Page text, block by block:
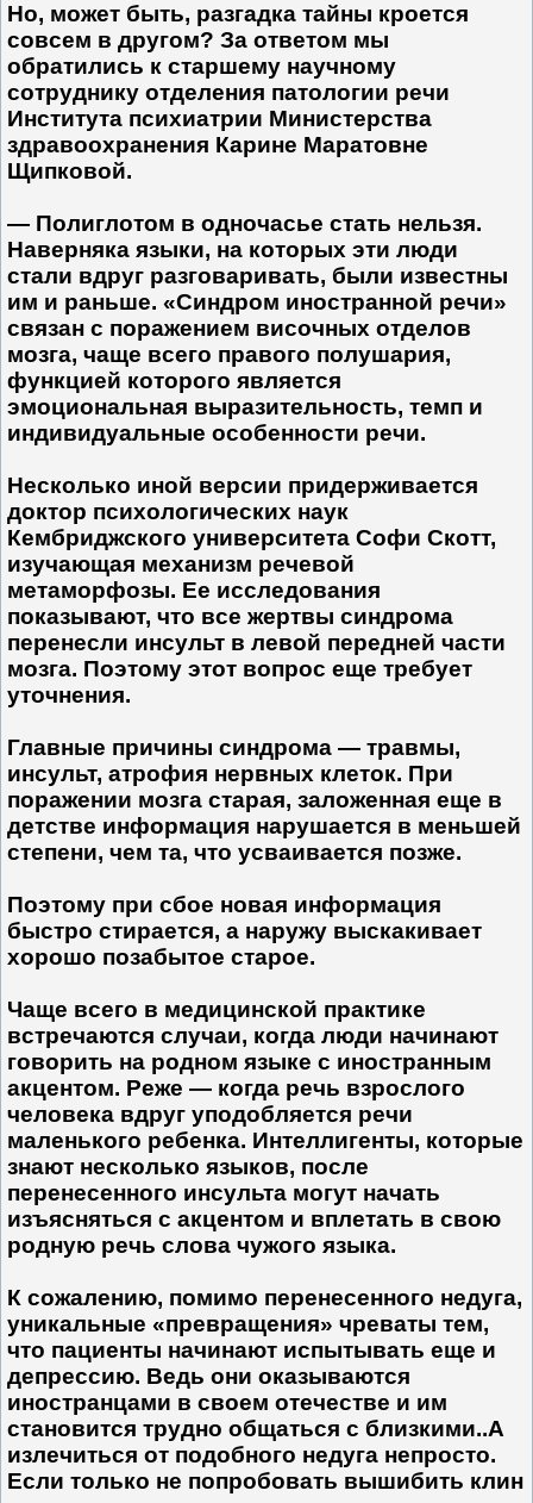
Но, может быть, разгадка тайны кроется
совсем в другом? За ответом мы
обратились к старшему научному
сотруднику отделения патологии речи
Института психиатрии Министерства
здравоохранения Карине Маратовне
Щипковой.
— Полиглотом в одночасье стать нельзя.
Наверняка языки, на которых эти люди
стали вдруг разговаривать, были известны
им и раньше. «Синдром иностранной речи»
связан с поражением височных отделов
мозга, чаще всего правого полушария,
функцией которого является
эмоциональная выразительность, темп и
индивидуальные особенности речи.
Несколько иной версии придерживается
доктор психологических наук
Кембриджского университета Софи Скотт,
изучающая механизм речевой
метаморфозы. Ее исследования
показывают, что все жертвы синдрома
перенесли инсульт в левой передней части
мозга. Поэтому этот вопрос еще требует
уточнения.
Главные причины синдрома — травмы,
инсульт, атрофия нервных клеток. При
поражении мозга старая, заложенная еще в
детстве информация нарушается в меньшей
степени, чем та, что усваивается позже.
Поэтому при сбое новая информация
быстро стирается, а наружу выскакивает
хорошо позабытое старое.
Чаще всего в медицинской практике
встречаются случаи, когда люди начинают
говорить на родном языке с иностранным
акцентом. Реже — когда речь взрослого
человека вдруг уподобляется речи
маленького ребенка. Интеллигенты, которые
знают несколько языков, после
перенесенного инсульта могут начать
изъясняться с акцентом и вплетать в свою
родную речь слова чужого языка.
К сожалению, помимо перенесенного недуга,
уникальные «превращения» чреваты тем,
что пациенты начинают испытывать еще и
депрессию. Ведь они оказываются
иностранцами в своем отечестве и им
становится трудно общаться с близкими..А
излечиться от подобного недуга непросто.
Если только не попробовать вышибить клин